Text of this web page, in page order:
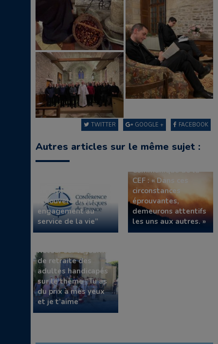
FACEBOOK
GOOGLE +
TWITTER
Autres articles sur le même sujet :
de rupture,
renouveler notre
engagement au
service de la vie”
Communiqué de la
CEF : « Dans ces
circonstances
éprouvantes,
demeurons attentifs
les uns aux autres. »
Retour sur la journée
de retraite des
adultes handicapés
sur le thème “Tu as
du prix à mes yeux
et je t’aime”